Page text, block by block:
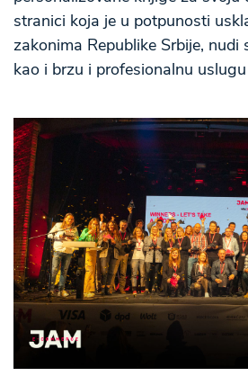
stranici koja je u potpunosti
zakonima Republike Srbije, nudi
kao i brzu i profesionalnu